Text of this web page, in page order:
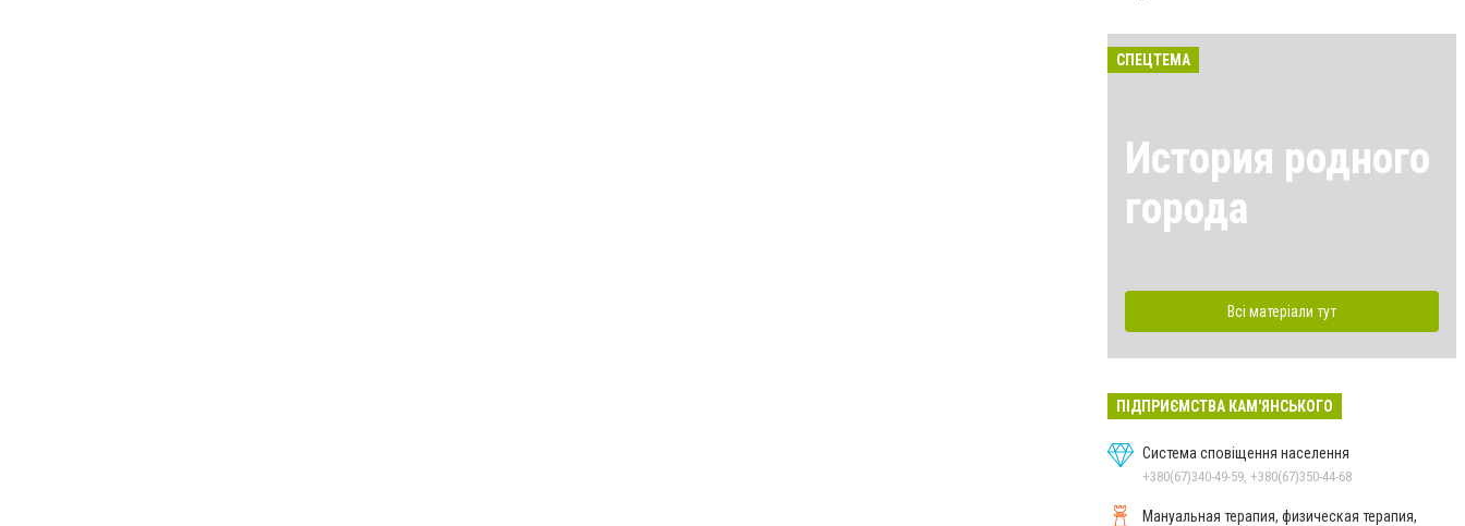
СПЕЦТЕМА
История родного
города
Всі матеріали тут
ПІДПРИЄМСТВА КАМ'ЯНСЬКОГО
Система сповіщення населення
+380(67)340-49-59, +380(67)350-44-68
Мануальная терапия, физическая терапия,